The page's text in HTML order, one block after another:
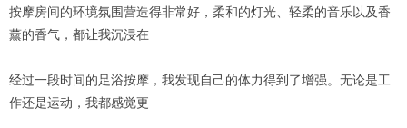
按摩房间的环境氛围营造得非常好，柔和的灯光、轻柔的音乐以及香
薰的香气，都让我沉浸在
经过一段时间的足浴按摩，我发现自己的体力得到了增强。无论是工
作还是运动，我都感觉更